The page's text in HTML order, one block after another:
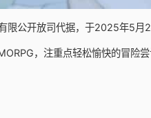
限公开放司代据，于2025年5
，注重点轻松愉快的冒险